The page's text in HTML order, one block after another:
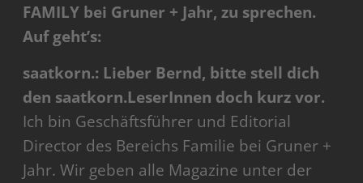
FAMILY bei Gruner + Jahr, zu sprechen.
Auf geht’s:
saatkorn.: Lieber Bernd, bitte stell dich
den saatkorn.LeserInnen doch kurz vor.
Ich bin Geschäftsführer und Editorial
Director des Bereichs Familie bei Gruner +
Jahr. Wir geben alle Magazine unter der